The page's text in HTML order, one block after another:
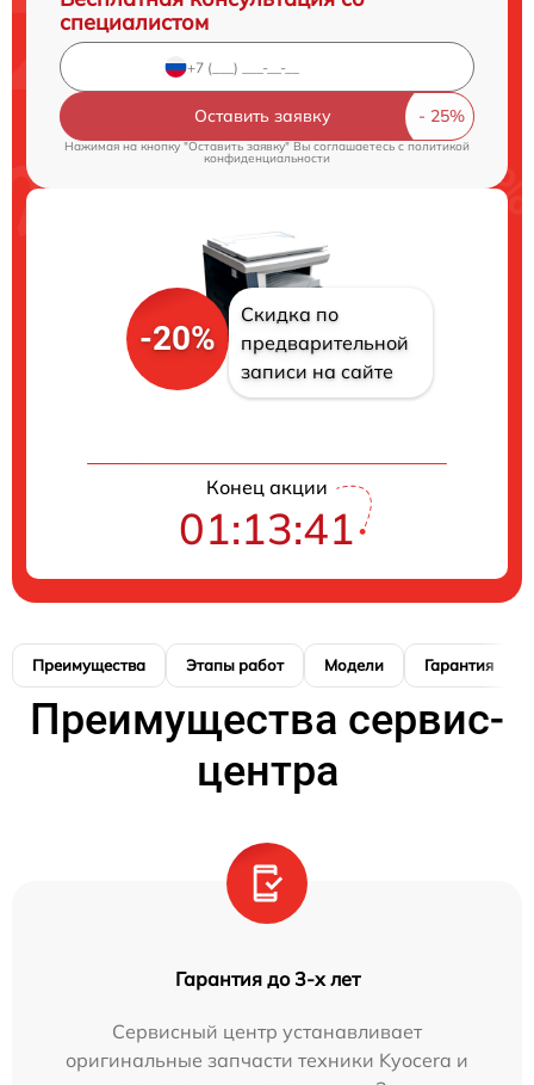
специалистом
Оставить заявку
Нажимая на кнопку "Оставить заявку" Вы соглашаетесь cполитикой
конфиденциальности
-20%
Скидка по
предварительной
записи на сайте
Конец акции
01:13:40
Преимущества Этапы работ Модели Гарантия
Преимущества сервис-
центра
Гарантия до 3-х лет
Сервисный центр устанавливает
оригинальные запчасти техники Kyocera и